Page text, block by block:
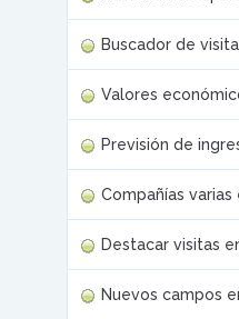
Buscador de
Valores
Previsión de
Compañías
Destacar visitas
Nuevos campos